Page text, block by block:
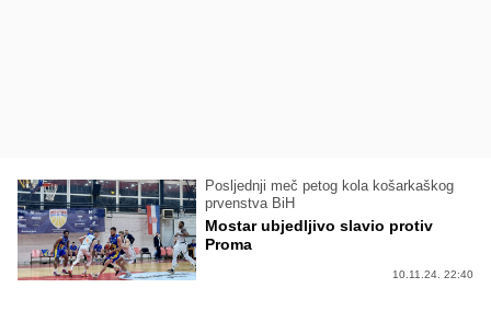
Posljednji meč petog kola košarkaškog
prvenstva BiH
Mostar ubjedljivo slavio protiv
Proma
10.11.24. 22:40